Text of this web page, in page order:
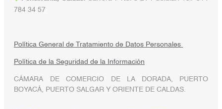
784 34 57
Política General de Tratamiento de Datos Personales
Política de la Seguridad de la Información
CÁMARA DE COMERCIO DE LA DORADA, PUERTO
BOYACÁ, PUERTO SALGAR Y ORIENTE DE CALDAS.